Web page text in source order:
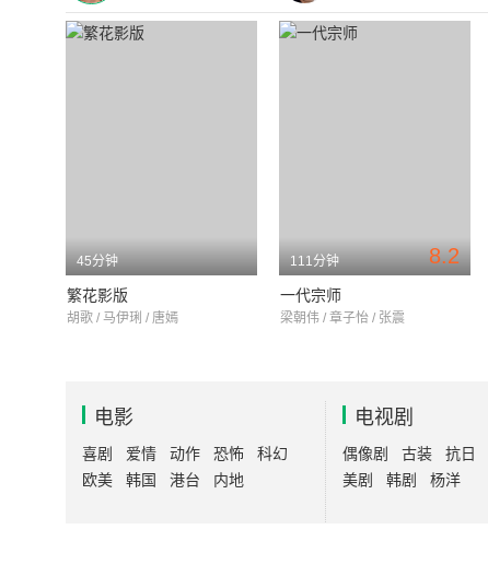
45分钟
繁花影版
胡歌 / 马伊琍 / 唐嫣
8.2
111分钟
一代宗师
梁朝伟 / 章子怡 / 张震
电影
喜剧 爱情 动作 恐怖
科幻
欧美
韩国 港台 内地
电视剧
偶像剧 古装 抗日
美剧
韩剧 杨洋